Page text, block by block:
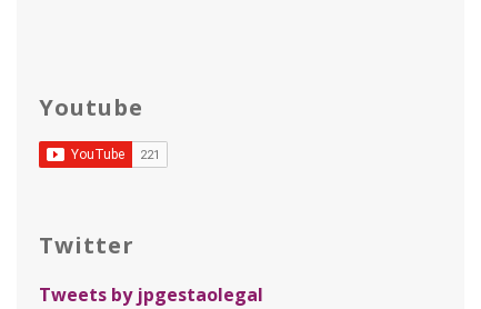
Youtube
Twitter
Tweets by jpgestaolegal